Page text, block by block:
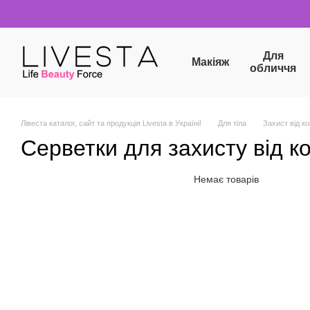
Макіяж
Для
обличчя
Лівеста каталог, сайт та продукція Livesta в Україні! Для тіла Захист від
Серветки для захисту від
Немає товарів